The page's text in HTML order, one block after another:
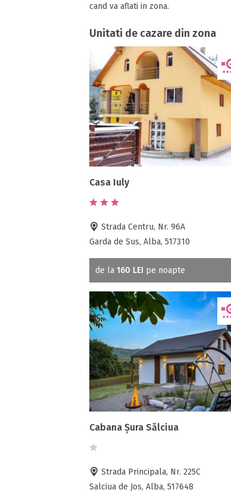
cand va aflati in zona.
Unitati de cazare din zona
Casa Iuly
Strada Centru, Nr. 96A
Garda de Sus, Alba, 517310
de la 160 LEI pe noapte
Cabana Șura Sălciua
Strada Principala, Nr. 225C
Salciua de Jos, Alba, 517648